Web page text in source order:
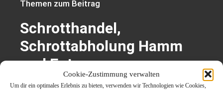
Cookie-Zustimmung verwalten
Um dir ein optimales Erlebnis zu bieten, verwenden wir Technologien wie Cookies,
Themen zum Beitrag
Schrotthandel,
Schrottabholung Hamm
und Entsorgung